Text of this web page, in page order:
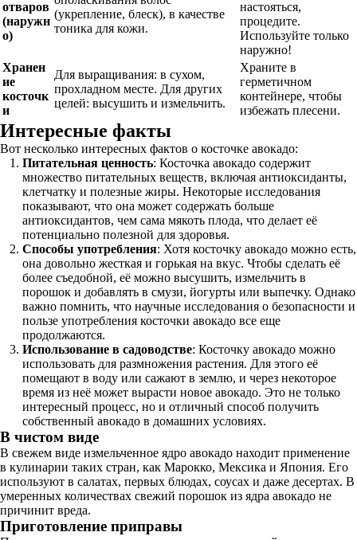
отваров
(наружн
о)
(укрепление, блеск), в качестве
тоника для кожи.
настояться,
процедите.
Используйте только
наружно!
Хранен
ие
косточк
и
Для выращивания: в сухом,
прохладном месте. Для других
целей: высушить и измельчить.
Храните в
герметичном
контейнере, чтобы
избежать плесени.
Интересные факты
Вот несколько интересных фактов о косточке авокадо:
Питательная ценность: Косточка авокадо содержит
множество питательных веществ, включая антиоксиданты,
клетчатку и полезные жиры. Некоторые исследования
показывают, что она может содержать больше
антиоксидантов, чем сама мякоть плода, что делает её
потенциально полезной для здоровья.
Способы употребления: Хотя косточку авокадо можно есть,
она довольно жесткая и горькая на вкус. Чтобы сделать её
более съедобной, её можно высушить, измельчить в
порошок и добавлять в смузи, йогурты или выпечку. Однако
важно помнить, что научные исследования о безопасности и
пользе употребления косточки авокадо все еще
продолжаются.
Использование в садоводстве: Косточку авокадо можно
использовать для размножения растения. Для этого её
помещают в воду или сажают в землю, и через некоторое
время из неё может вырасти новое авокадо. Это не только
интересный процесс, но и отличный способ получить
собственный авокадо в домашних условиях.
В чистом виде
В свежем виде измельченное ядро авокадо находит применение
в кулинарии таких стран, как Марокко, Мексика и Япония. Его
используют в салатах, первых блюдах, соусах и даже десертах. В
умеренных количествах свежий порошок из ядра авокадо не
причинит вреда.
Приготовление приправы